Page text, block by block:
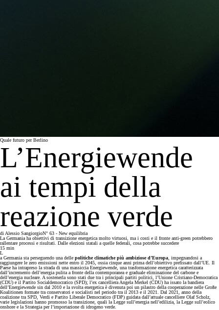
Quale futuro per Berlino
L’Energiewende
ai tempi della
reazione verde
di Alessio SangiorgioN° 63 - New equilibria
La Germania ha obiettivi di transizione energetica molto virtuosi, ma i costi e il fronte anti-green potrebbero
rallentare processi e risultati. Dalle elezioni statali a quelle federali, cosa potrebbe succedere
15 min
L
a Germania sta perseguendo una delle politiche climatiche più ambiziose d’Europa , impegnandosi a
raggiungere le zero emissioni nette entro il 2045, ossia cinque anni prima dell’obiettivo prefissato dall’UE. Il
Paese ha intrapreso la strada di una massiccia Energiewende, una trasformazione energetica caratterizzata
dall’incremento dell’energia pulita a fronte della contemporanea e graduale eliminazione del carbone e
dell’energia nucleare. A sostenerla sono stati due tra i principali partiti politici, l’Unione Cristiano-Democratica
(CDU) e il Partito Socialdemocratico (SPD); l’ex cancelliera Angela Merkel (CDU) ha issato la bandiera
dell’Energiewende sin dal 2010 e la svolta energetica è divenuta poi un pilastro della cooperazione nelle Große
Koalitionen formate tra conservatori e socialisti nel periodo tra il 2013 e il 2021. Dal 2021, anno della
coalizione tra SPD, Verdi e Partito Liberale Democratico (FDP) guidata dall’attuale cancelliere Olaf Scholz,
varie legislazioni hanno promosso la transizione, quali la Legge sull’energia nell’edilizia, la Legge sull’eolico
onshore e la Strategia per l’importazione di idrogeno verde.